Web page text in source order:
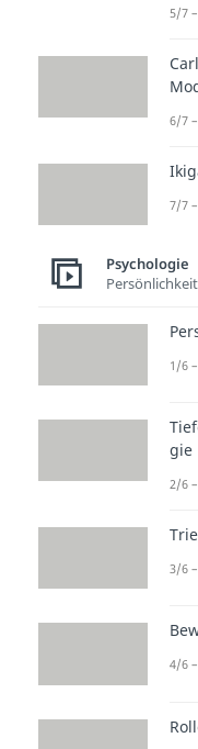
klare
5/7
6/7
7/7
Psychologie
Persönlichkeit
1/6
gie
2/6
3/6
4/6